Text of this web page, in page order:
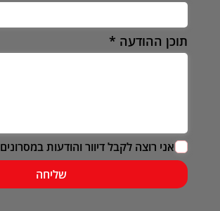
תוכן ההודעה
אני רוצה לקבל דיוור והודעות במסרונים
שליחה